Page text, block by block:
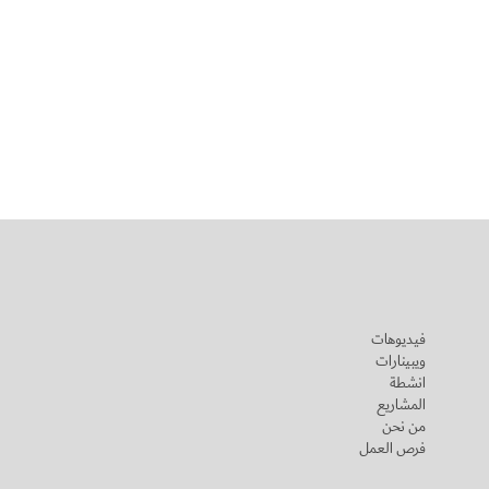
فيديوهات
ويبينارات
انشطة
المشاريع
من نحن
فرص العمل